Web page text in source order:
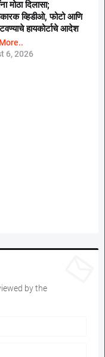
मोठा दिलासा;
व्हिडीओ, फोटो आणि
हायकोर्टाचे आदेश
6, 2026
by the